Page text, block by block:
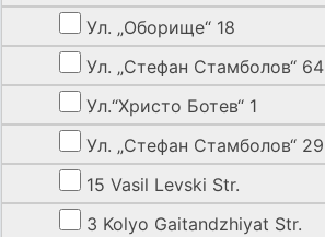
Ул. „Оборище“ 18
Ул. „Стефан Стамболов“ 64
Ул.“Христо Ботев“ 1
Ул. „Стефан Стамболов“ 29
15 Vasil Levski Str.
3 Kolyo Gaitandzhiyat Str.